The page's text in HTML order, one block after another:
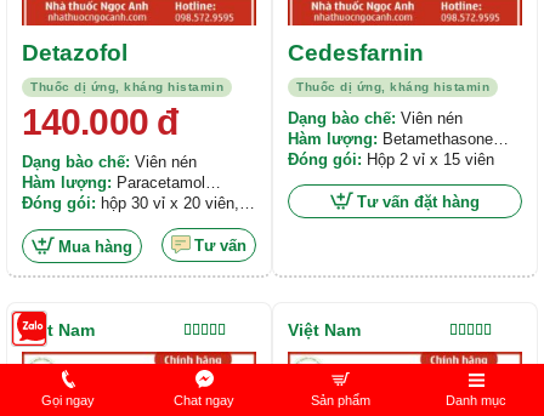
Thuốc dị ứng, kháng histamin
Detazofol
140.000đ
Dạng bào chế: Viên nén
Hàm lượng: Paracetamol
400mg, Clorpheniramin maleat
Đóng gói: hộp 30 vỉ x 20 viên,
hộp 25 vỉ x 4 viên nén
Mua hàng
Tư vấn
Thuốc dị ứng, kháng histamin
Cedesfarnin
Dạng bào chế: Viên nén
Hàm lượng: Betamethasone
0.25mg, Dexclorpheniramin
maleat 2mg
Đóng gói: Hộp 2 vỉ x 15 viên
Tư vấn đặt hàng
Được xếp
hạng5.005
sao
Việt Nam
Được xếp
hạng5.005
Việt Nam
Gọi ngay Chat ngay Sản phẩm Danh mục